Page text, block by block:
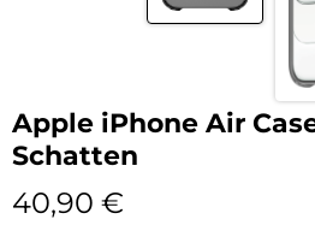
Apple iPhone Air
Schatten
40,90 €